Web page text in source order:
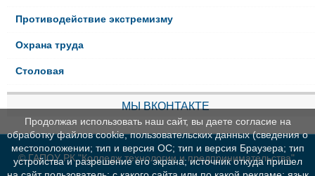
Противодействие экстремизму
Охрана труда
Столовая
МЫ ВКОНТАКТЕ
© ГАПОУ РК "Колледж технологии и предпринимательства"
Продолжая использовать наш сайт, вы даете согласие на
обработку файлов cookie, пользовательских данных (сведения о
местоположении; тип и версия ОС; тип и версия Браузера; тип
устройства и разрешение его экрана; источник откуда пришел